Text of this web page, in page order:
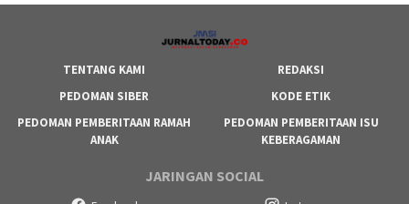
TENTANG KAMI
REDAKSI
PEDOMAN SIBER
KODE ETIK
PEDOMAN PEMBERITAAN RAMAH
ANAK
PEDOMAN PEMBERITAAN ISU
KEBERAGAMAN
JARINGAN SOCIAL